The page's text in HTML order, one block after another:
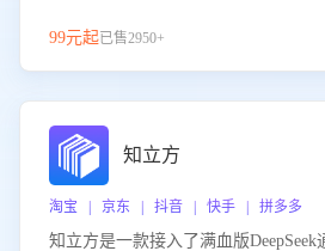
99元起已售2950+
知立方
淘宝 | 京东 | 抖音 | 快手 | 拼多多
知立方是一款接入了满血版